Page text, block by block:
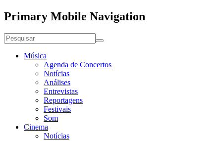
Primary Mobile Navigation
Música
Agenda de Concertos
Notícias
Análises
Entrevistas
Reportagens
Festivais
Som
Cinema
Notícias